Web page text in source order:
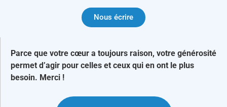
Nous écrire
Parce que votre cœur a toujours raison, votre générosité
permet d’agir pour celles et ceux qui en ont le plus
besoin. Merci !